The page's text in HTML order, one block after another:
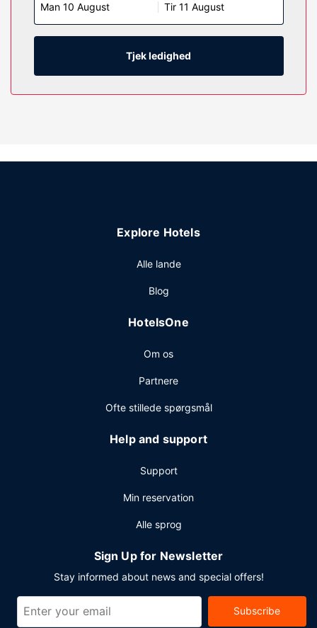
underholdningen, og med gratis Wi-Fi kan du altid komme
på nettet. Værelset har et privat badeværelse med en
kombination af bruser/badekar samt gratis toiletartikler og
hårtørrer. Faciliteter inkluderer skriveborde og
kaffe-/temaskiner, samt telefoner med gratis lokalopkald.
Ejendomsfacilitet
en døgnåben reception og vaskeri. Gratis selvstændig
Man 10 August Tir 11 August
Tjek ledighed
Explore Hotels
Alle lande
Blog
HotelsOne
Om os
Partnere
Ofte stillede spørgsmål
Help and support
Support
Min reservation
Alle sprog
Sign Up for Newsletter
Stay informed about news and special offers!
Subscribe